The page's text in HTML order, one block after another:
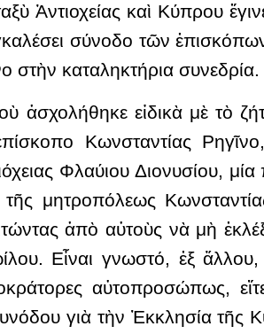
Ἀντιοχείας καὶ Κύπρου
σύνοδο τῶν
στὴν καταληκτήρια συνεδρία.
ἀσχολήθηκε εἰδικὰ μὲ τὸ
Κωνσταντίας
Φλαύιου Διονυσίου,
μητροπόλεως
ἀπὸ αὐτοὺς νὰ μὴ
Εἶναι γνωστό, ἐξ
αὐτοπροσώπως,
γιὰ τὴν Ἐκκλησία τῆς